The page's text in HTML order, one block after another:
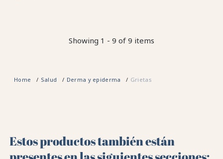
Showing 1 - 9 of 9 items
Home Salud Derma y epiderma Grietas
Estos productos también están